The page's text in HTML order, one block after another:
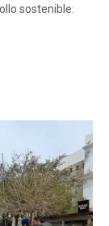
sostenible: